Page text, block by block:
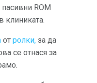
ROM
клиниката.
от ролки, за да
се отнася за